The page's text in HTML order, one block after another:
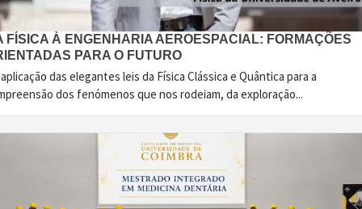
FÍSICA À ENGENHARIA AEROESPACIAL: FORMAÇÕES
PARA O FUTURO
das elegantes leis da Física Clássica e Quântica para a
dos fenómenos que nos rodeiam, da exploração...